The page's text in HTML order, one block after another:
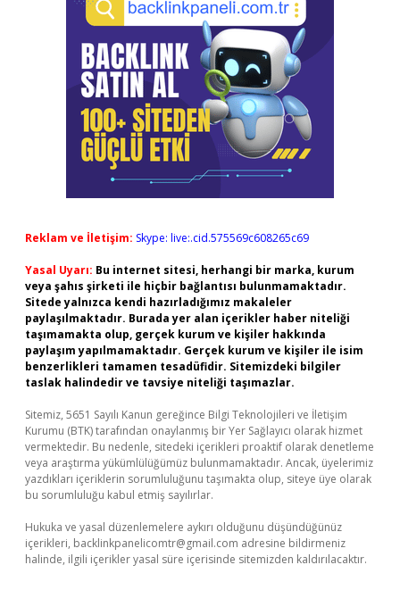
Reklam ve İletişim: Skype: live:.cid.575569c608265c69
Yasal Uyarı: Bu internet sitesi, herhangi bir marka, kurum
veya şahıs şirketi ile hiçbir bağlantısı bulunmamaktadır.
Sitede yalnızca kendi hazırladığımız makaleler
paylaşılmaktadır. Burada yer alan içerikler haber niteliği
taşımamakta olup, gerçek kurum ve kişiler hakkında
paylaşım yapılmamaktadır. Gerçek kurum ve kişiler ile isim
benzerlikleri tamamen tesadüfidir. Sitemizdeki bilgiler
taslak halindedir ve tavsiye niteliği taşımazlar.
Sitemiz, 5651 Sayılı Kanun gereğince Bilgi Teknolojileri ve İletişim
Kurumu (BTK) tarafından onaylanmış bir Yer Sağlayıcı olarak hizmet
vermektedir. Bu nedenle, sitedeki içerikleri proaktif olarak denetleme
veya araştırma yükümlülüğümüz bulunmamaktadır. Ancak, üyelerimiz
yazdıkları içeriklerin sorumluluğunu taşımakta olup, siteye üye olarak
bu sorumluluğu kabul etmiş sayılırlar.
Hukuka ve yasal düzenlemelere aykırı olduğunu düşündüğünüz
içerikleri, backlinkpanelicomtr@gmail.com adresine bildirmeniz
halinde, ilgili içerikler yasal süre içerisinde sitemizden kaldırılacaktır.